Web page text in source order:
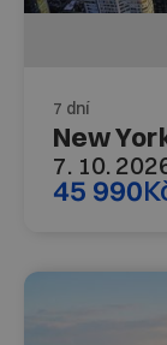
7 dní
New
7. 10.
45 990